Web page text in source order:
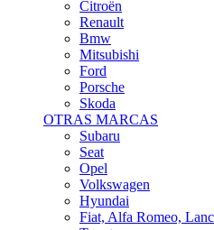
Bmw
Mitsubishi
Ford
Porsche
Skoda
OTRAS MARCAS
Subaru
Seat
Opel
Volkswagen
Hyundai
Fiat, Alfa Romeo,
Toyota
Suzuki